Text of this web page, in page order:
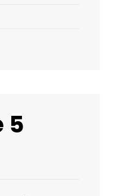
5